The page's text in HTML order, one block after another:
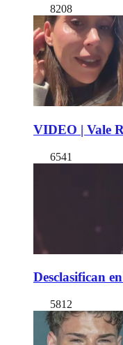
8208
VIDEO | Vale
6541
Desclasifican
5812